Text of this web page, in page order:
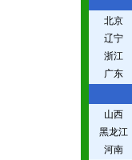
北京
辽宁
浙江
广东
山西
黑龙江
河南